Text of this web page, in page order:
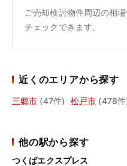
ご売却検討物件周辺の相
チェックできます。
近くのエリアから探す
三郷市 (47件) 松戸市 (478件
他の駅から探す
つくばエクスプレス